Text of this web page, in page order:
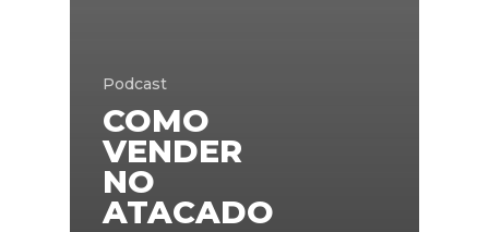
Podcast
COMO
VENDER
NO
ATACADO